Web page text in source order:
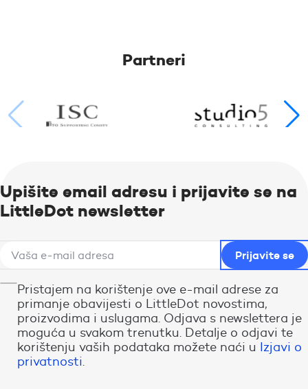
Partneri
Upišite email adresu i prijavite se na
LittleDot newsletter
Pristajem na korištenje ove e-mail adrese za
primanje obavijesti o LittleDot novostima,
proizvodima i uslugama. Odjava s newslettera je
moguća u svakom trenutku. Detalje o odjavi te
korištenju vaših podataka možete naći u Izjavi o
privatnosti.